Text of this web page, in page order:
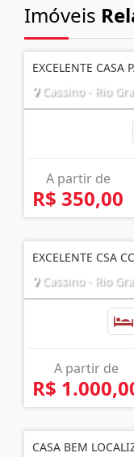
Imóveis
EXCELENTE CASA
Cassino - Rio
A partir de
R$ 350,00
EXCELENTE CSA
Cassino - Rio
A partir de
R$
CASA BEM